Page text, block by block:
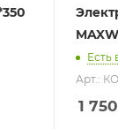
Есть
Арт.:
1 750